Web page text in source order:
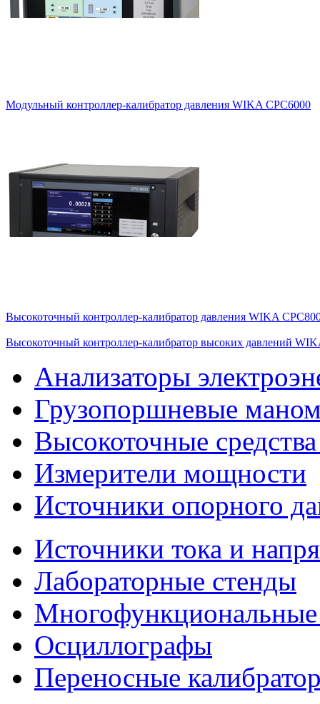
Модульный контроллер-калибратор давления WIKA CPC6000
Высокоточный контроллер-калибратор давления WIKA
Высокоточный контроллер-калибратор высоких давлений
Анализаторы
Грузопоршневые
Высокоточные
Измерители мощности
Источники опорного
Источники тока и
Лабораторные стенды
Осциллографы
Переносные